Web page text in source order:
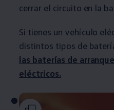
cerrar el circuito en la
Si tienes un vehículo
distintos tipos de
las baterías de
eléctricos.